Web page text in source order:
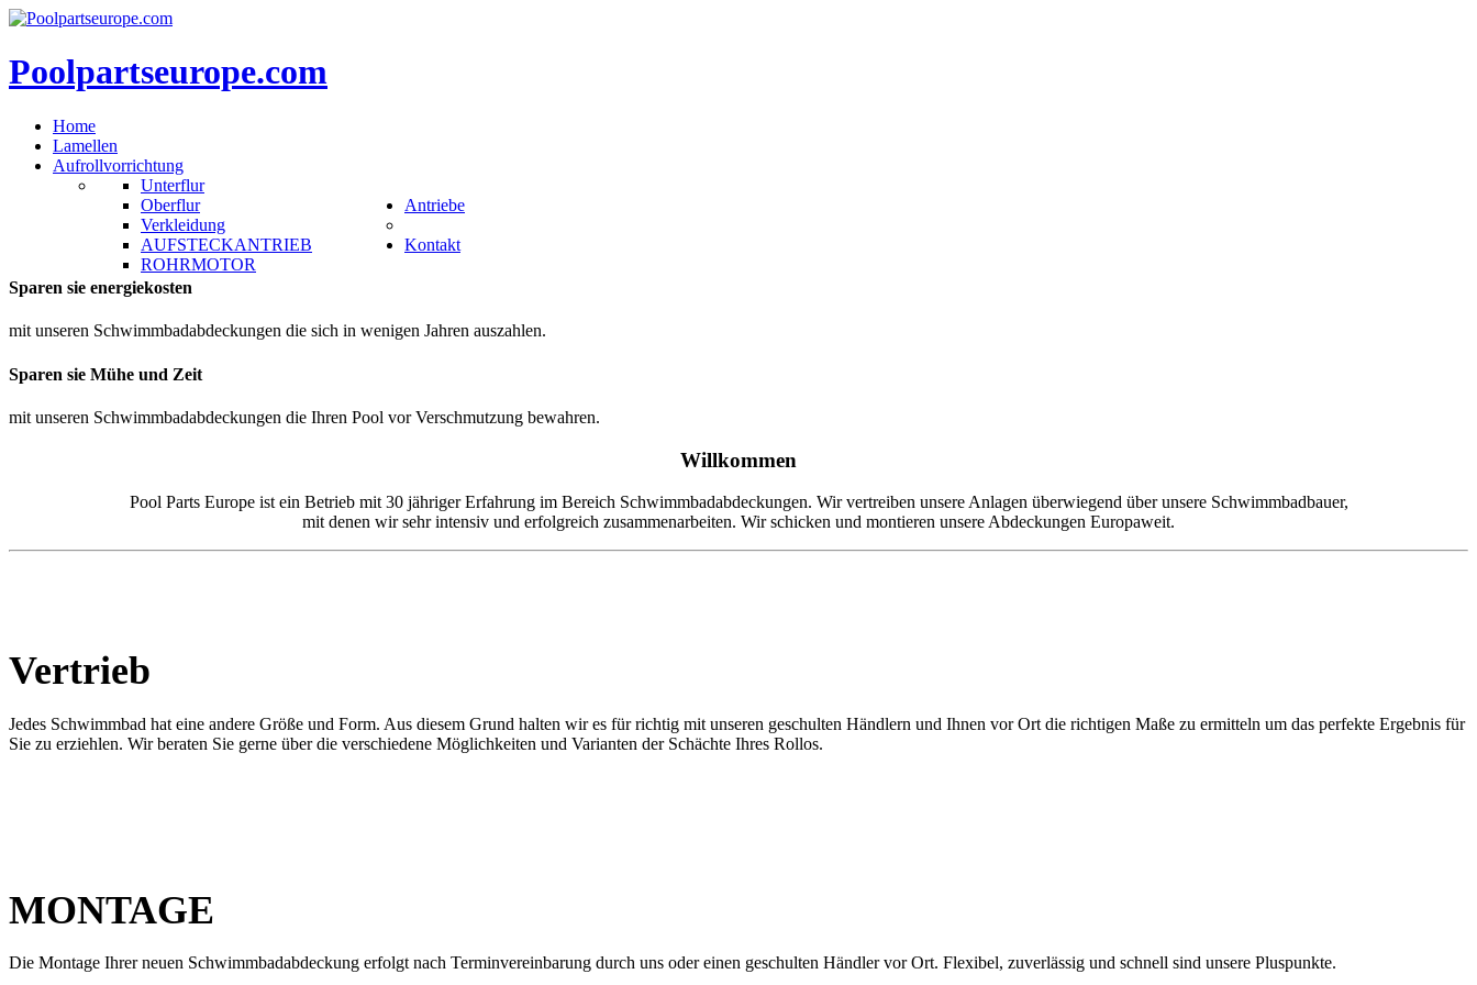
Poolpartseurope.com
Home
Lamellen
Aufrollvorrichtung
Unterflur
Oberflur
Verkleidung
Antriebe
AUFSTECKANTRIEB
ROHRMOTOR
Kontakt
Sparen sie energiekosten
mit unseren Schwimmbadabdeckungen die sich in wenigen Jahren auszahlen.
Sparen sie Mühe und Zeit
mit unseren Schwimmbadabdeckungen die Ihren Pool vor Verschmutzung bewahren.
Willkommen
Pool Parts Europe ist ein Betrieb mit 30 jähriger Erfahrung im Bereich Schwimmbadabdeckungen. Wir vertreiben unsere Anlagen überwiegend über unsere Schwimmbadbauer,
mit denen wir sehr intensiv und erfolgreich zusammenarbeiten. Wir schicken und montieren unsere Abdeckungen Europaweit.
Vertrieb
Jedes Schwimmbad hat eine andere Größe und Form. Aus diesem Grund halten wir es für richtig mit unseren geschulten Händlern und Ihnen vor Ort die richtigen Maße zu ermitteln um das perfekte Ergebnis für
Sie zu erziehlen. Wir beraten Sie gerne über die verschiedene Möglichkeiten und Varianten der Schächte Ihres Rollos.
MONTAGE
Die Montage Ihrer neuen Schwimmbadabdeckung erfolgt nach Terminvereinbarung durch uns oder einen geschulten Händler vor Ort. Flexibel, zuverlässig und schnell sind unsere Pluspunkte.